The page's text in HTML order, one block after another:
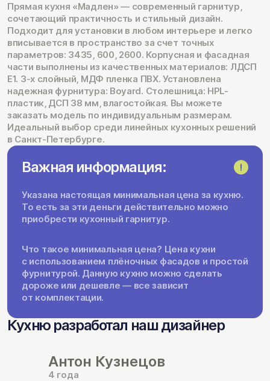
Прямая кухня «Мадлен» — современный гарнитур,
сочетающий практичность и стильный дизайн.
Подходит для установки в любом интерьере и легко
вписывается в пространство за счет точных
параметров: 3435, 600, 2600. Корпусная и фасадная
части выполнены из качественных материалов: ЛДСП
Е1. 3-х слойный, МДФ пленка ПВХ. Установлена
надежная фурнитура: Boyard. Столешница: HPL-
пластик, ДСП 38 мм, влагостойкая. Вы можете
заказать модель по индивидуальным размерам.
Идеальный выбор среди линейных кухонных решений
в Санкт-Петербурге.
Важная информация:
Указана настоящая минимальная цена за кухню.
То есть за эти деньги действительно можно
приобрести кухонный гарнитур.
Что такое минимальная цена? Цена кухни
с использованием плёночных фасадов и простой
фурнитурой. Данную кухню можно сделать
дороже или дешевле — все зависит
от комплектации.
Кухню разработал наш дизайнер
Антон Кузнецов
4 года